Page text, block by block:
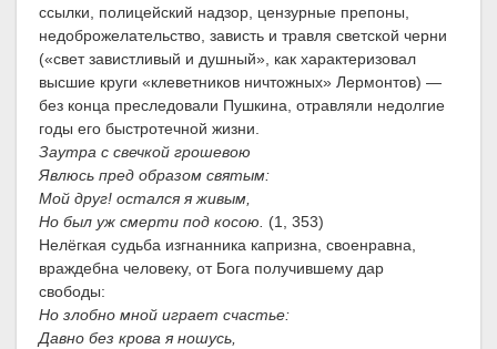
ссылки, полицейский надзор, цензурные препоны,
недоброжелательство, зависть и травля светской черни
(«свет завистливый и душный», как характеризовал
высшие круги «клеветников ничтожных» Лермонтов) —
без конца преследовали Пушкина, отравляли недолгие
годы его быстротечной жизни.
Заутра с свечкой грошевою
Явлюсь пред образом святым:
Мой друг! остался я живым,
Но был уж смерти под косою.
(1, 353)
Нелёгкая судьба изгнанника капризна, своенравна,
враждебна человеку, от Бога получившему дар
свободы:
Но злобно мной играет счастье:
Давно без крова я ношусь,